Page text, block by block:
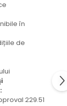
în
de
229.51